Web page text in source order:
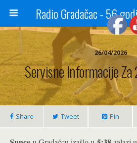
26/04/2026
Servisne Informacije
Share Tweet Pin